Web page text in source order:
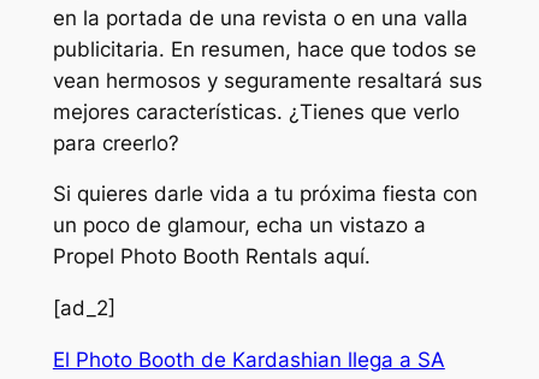
en la portada de una revista o en una valla
publicitaria. En resumen, hace que todos se
vean hermosos y seguramente resaltará sus
mejores características. ¿Tienes que verlo
para creerlo?
Si quieres darle vida a tu próxima fiesta con
un poco de glamour, echa un vistazo a
Propel Photo Booth Rentals aquí.
[ad_2]
El Photo Booth de Kardashian llega a SA